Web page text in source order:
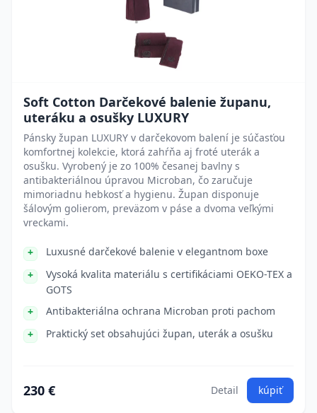
Soft Cotton Darčekové balenie županu,
uteráku a osušky LUXURY
Pánsky župan LUXURY v darčekovom balení je súčasťou
komfortnej kolekcie, ktorá zahŕňa aj froté uterák a
osušku. Vyrobený je zo 100% česanej bavlny s
antibakteriálnou úpravou Microban, čo zaručuje
mimoriadnu hebkosť a hygienu. Župan disponuje
šálovým golierom, preväzom v páse a dvoma veľkými
vreckami.
Luxusné darčekové balenie v elegantnom boxe
Vysoká kvalita materiálu s certifikáciami OEKO-TEX a
GOTS
Antibakteriálna ochrana Microban proti pachom
Praktický set obsahujúci župan, uterák a osušku
230 € Detail kúpiť